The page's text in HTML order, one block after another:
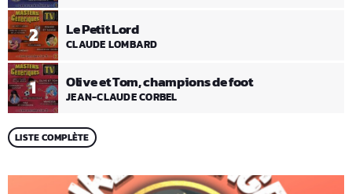
1 Olive et Tom, champions de foot
JEAN-CLAUDE CORBEL
2 Le Petit Lord
CLAUDE LOMBARD
LISTE COMPLÈTE